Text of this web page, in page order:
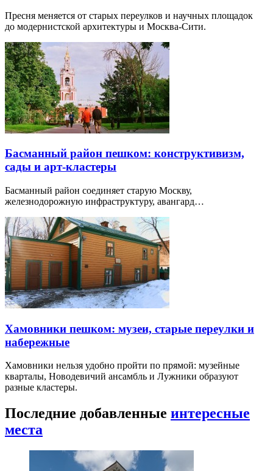
Пресня меняется от старых переулков и научных площадок
до модернистской архитектуры и Москва-Сити.
Басманный район пешком: конструктивизм,
сады и арт-кластеры
Басманный район соединяет старую Москву,
железнодорожную инфраструктуру, авангард…
Хамовники пешком: музеи, старые переулки и
набережные
Хамовники нельзя удобно пройти по прямой: музейные
кварталы, Новодевичий ансамбль и Лужники образуют
разные кластеры.
Последние добавленные интересные
места